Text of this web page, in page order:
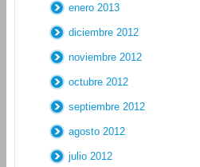
enero 2013
diciembre 2012
noviembre 2012
octubre 2012
septiembre 2012
agosto 2012
julio 2012